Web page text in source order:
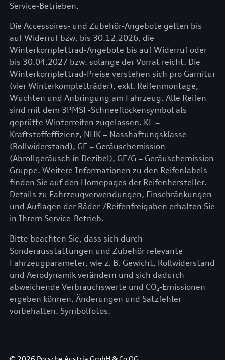
Service-Betrieben.
Die Accessoires- und Zubehör-Angebote gelten bis
auf Widerruf bzw. bis 30.12.2026, die
Winterkomplettrad-Angebote bis auf Widerruf oder
bis 30.04.2027 bzw. solange der Vorrat reicht. Die
Winterkomplettrad-Preise verstehen sich pro Garnitur
(vier Winterkompletträder), exkl. Reifenmontage,
Wuchten und Anbringung am Fahrzeug. Alle Reifen
sind mit dem 3PMSF-Schneeflockensymbol als
geprüfte Winterreifen zugelassen. KE =
Kraftstoffeffizienz, NHK = Nasshaftungsklasse
(Rollwiderstand), GE = Geräuschemission
(Abrollgeräusch in Dezibel), GE/G = Geräuschemission
Gruppe. Weitere Informationen zu den Reifenlabels
finden Sie auf den Homepages der Reifenhersteller.
Details zu Fahrzeugverwendungen, Einschränkungen
und Auflagen der Räder-/Reifenfreigaben erhalten Sie
in Ihrem Service-Betrieb.
Bitte beachten Sie, dass sich durch
Sonderausstattungen und Zubehör relevante
Fahrzeugparameter, wie z. B. Gewicht, Rollwiderstand
und Aerodynamik verändern und sich dadurch
abweichende Verbrauchswerte und CO₂-Emissionen
ergeben können. Änderungen und Satzfehler
vorbehalten. Symbolfotos.